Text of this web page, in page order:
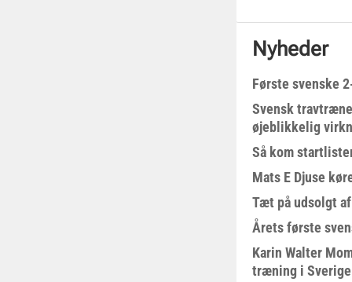
Nyheder
Første svenske
Svensk
øjeblikkelig
Så kom
Mats E Djuse
Tæt på udsolgt
Årets første
Karin Walter
træning i Sverige